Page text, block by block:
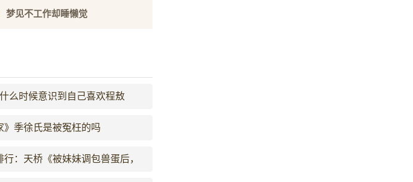
梦见不工作却睡懒觉
么时候意识到自己喜欢程敖
》季徐氏是被冤枉的吗
行：天桥《被妹妹调包兽蛋后，